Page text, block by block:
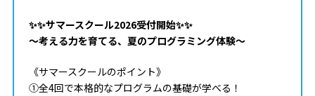
✨✨サマースクール2026受付開始✨✨
～考える力を育てる、夏のプログラミング体験～
《サマースクールのポイント》
①全4回で本格的なプログラムの基礎が学べる！